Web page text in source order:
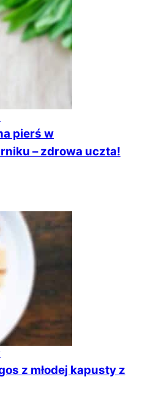
pierś w
– zdrowa uczta!
z młodej kapusty z